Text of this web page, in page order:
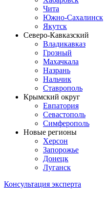
Чита
Южно-Сахалинск
Якутск
Северо-Кавказский
Владикавказ
Грозный
Махачкала
Назрань
Нальчик
Ставрополь
Крымский округ
Евпатория
Севастополь
Симферополь
Новые регионы
Херсон
Запорожье
Донецк
Луганск
Консультация эксперта